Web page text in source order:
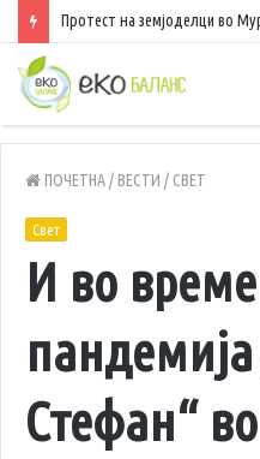
ПОЧЕТНА/ ВЕСТИ / СВЕТ
Свет
И во
Стефан“